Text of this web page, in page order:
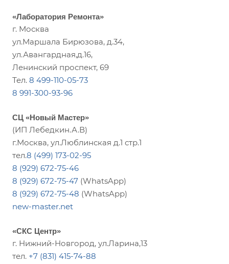
«Лаборатория Ремонта»
г. Москва
ул.Маршала Бирюзова, д.34,
ул.Авангардная,д.16,
Ленинский проспект, 69
Тел. 8 499-110-05-73
8 991-300-93-96
СЦ «Новый Мастер»
(ИП Лебедкин.А.В)
г.Москва, ул.Люблинская д.1 стр.1
тел.8 (499) 173-02-95
8 (929) 672-75-46
8 (929) 672-75-47 (WhatsApp)
8 (929) 672-75-48 (WhatsApp)
new-master.net
«СКС Центр»
г. Нижний-Новгород, ул.Ларина,13
тел. +7 (831) 415-74-88